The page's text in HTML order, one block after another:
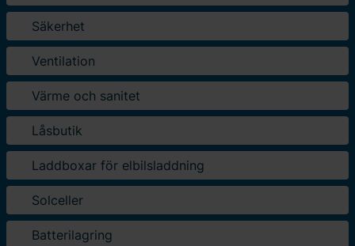
Säkerhet
Ventilation
Värme och sanitet
Låsbutik
Laddboxar för elbilsladdning
Solceller
Batterilagring